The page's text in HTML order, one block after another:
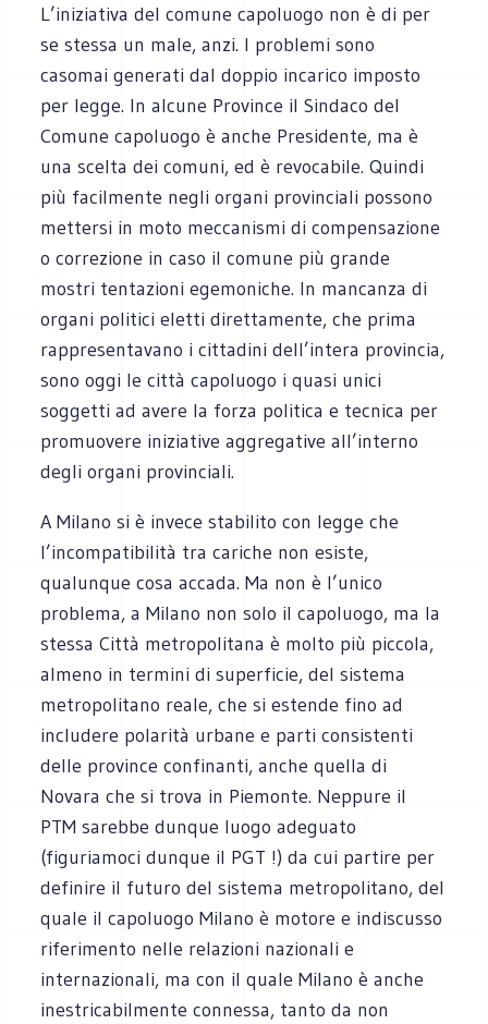
L’iniziativa del comune capoluogo non è di per
se stessa un male, anzi. I problemi sono
casomai generati dal doppio incarico imposto
per legge. In alcune Province il Sindaco del
Comune capoluogo è anche Presidente, ma è
una scelta dei comuni, ed è revocabile. Quindi
più facilmente negli organi provinciali possono
mettersi in moto meccanismi di compensazione
o correzione in caso il comune più grande
mostri tentazioni egemoniche. In mancanza di
organi politici eletti direttamente, che prima
rappresentavano i cittadini dell’intera provincia,
sono oggi le città capoluogo i quasi unici
soggetti ad avere la forza politica e tecnica per
promuovere iniziative aggregative all’interno
degli organi provinciali.
A Milano si è invece stabilito con legge che
l’incompatibilità tra cariche non esiste,
qualunque cosa accada. Ma non è l’unico
problema, a Milano non solo il capoluogo, ma la
stessa Città metropolitana è molto più piccola,
almeno in termini di superficie, del sistema
metropolitano reale, che si estende fino ad
includere polarità urbane e parti consistenti
delle province confinanti, anche quella di
Novara che si trova in Piemonte. Neppure il
PTM sarebbe dunque luogo adeguato
(figuriamoci dunque il PGT !) da cui partire per
definire il futuro del sistema metropolitano, del
quale il capoluogo Milano è motore e indiscusso
riferimento nelle relazioni nazionali e
internazionali, ma con il quale Milano è anche
inestricabilmente connessa, tanto da non